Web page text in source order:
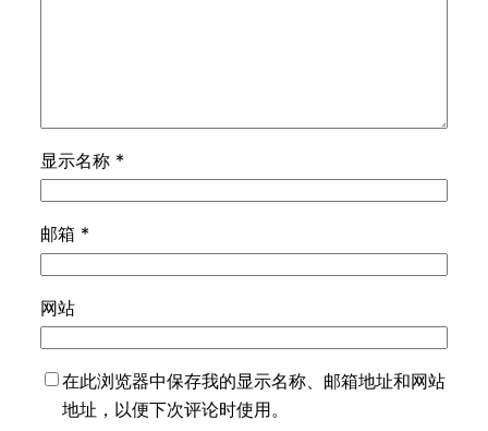
显示名称 *
邮箱 *
网站
在此浏览器中保存我的显示名称、邮箱地址和网站
地址，以便下次评论时使用。